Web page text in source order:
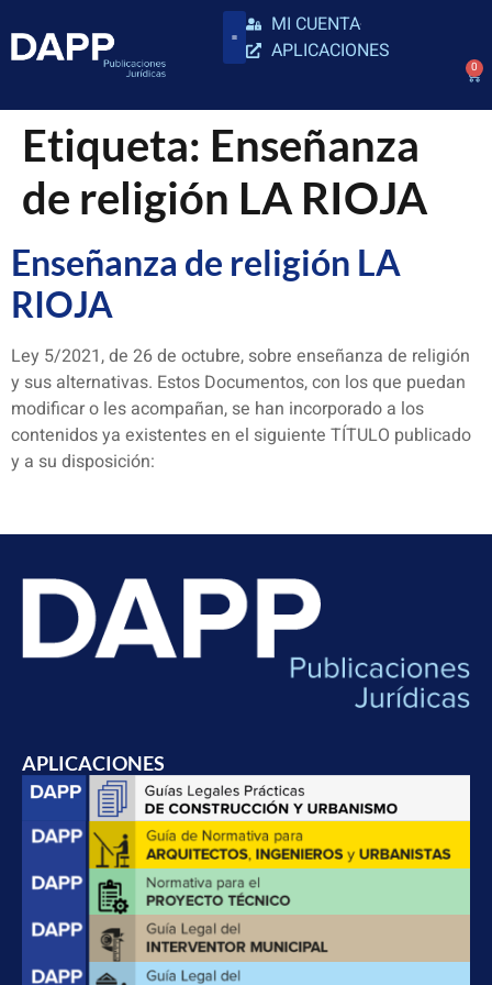
MI CUENTA
APLICACIONES
0
Etiqueta: Enseñanza
de religión LA RIOJA
Enseñanza de religión LA
RIOJA
Ley 5/2021, de 26 de octubre, sobre enseñanza de religión
y sus alternativas. Estos Documentos, con los que puedan
modificar o les acompañan, se han incorporado a los
contenidos ya existentes en el siguiente TÍTULO publicado
y a su disposición:
APLICACIONES